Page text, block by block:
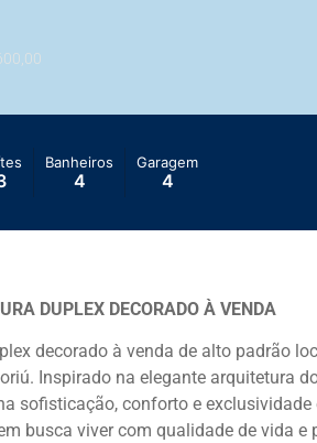
Banheiros
4
Garagem
4
DUPLEX DECORADO À VENDA
decorado à venda de alto padrão
Inspirado na elegante arquitetura
sofisticação, conforto e
busca viver com qualidade de vida